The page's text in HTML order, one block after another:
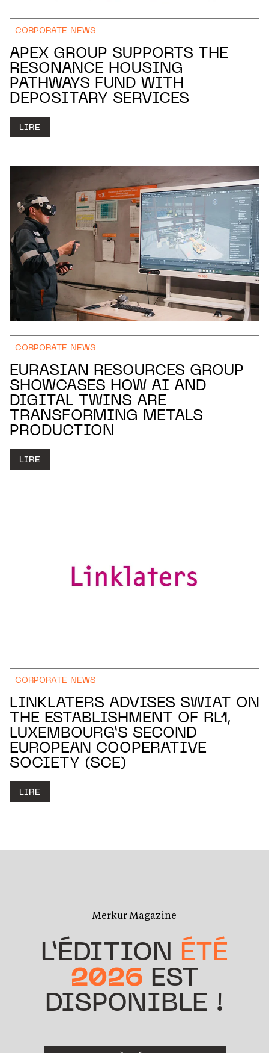
CORPORATE NEWS
APEX GROUP SUPPORTS THE
RESONANCE HOUSING
PATHWAYS FUND WITH
DEPOSITARY SERVICES
LIRE
CORPORATE NEWS
EURASIAN RESOURCES GROUP
SHOWCASES HOW AI AND
DIGITAL TWINS ARE
TRANSFORMING METALS
PRODUCTION
LIRE
CORPORATE NEWS
LINKLATERS ADVISES SWIAT ON
THE ESTABLISHMENT OF RL1,
LUXEMBOURG’S SECOND
EUROPEAN COOPERATIVE
SOCIETY (SCE)
LIRE
Merkur Magazine
L’ÉDITION ÉTÉ
2026 EST
DISPONIBLE !